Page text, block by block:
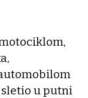
u putni